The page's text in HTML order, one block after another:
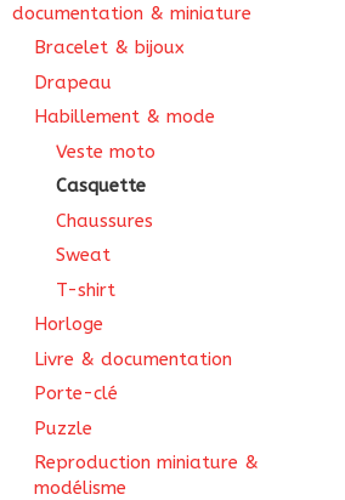
documentation & miniature
Bracelet & bijoux
Drapeau
Habillement & mode
Veste moto
Casquette
Chaussures
Sweat
T-shirt
Horloge
Livre & documentation
Porte-clé
Puzzle
Reproduction miniature &
modélisme